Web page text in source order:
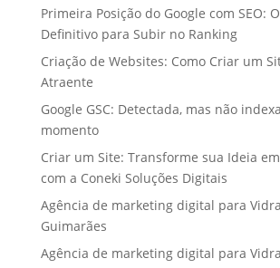
Primeira Posição do Google com SEO:
Definitivo para Subir no Ranking
Criação de Websites: Como Criar um
Atraente
Google GSC: Detectada, mas não
momento
Criar um Site: Transforme sua Ideia
com a Coneki Soluções Digitais
Agência de marketing digital para
Guimarães
Agência de marketing digital para